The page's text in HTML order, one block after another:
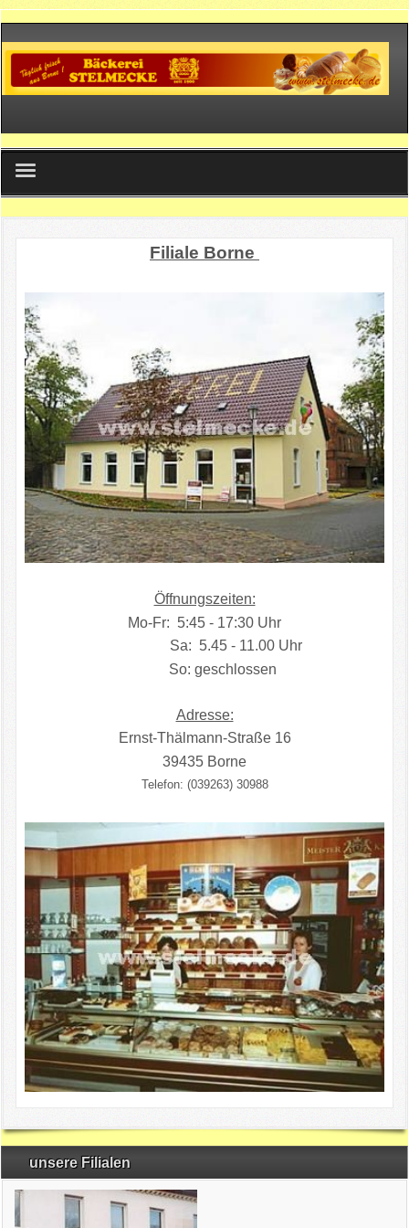
Home
Kontakt
Impressum
Filiale Borne
Öffnungszeiten:
Mo-Fr: 5:45 - 17:30 Uhr
Sa: 5.45 - 11.00 Uhr
So: geschlossen
Adresse:
Ernst-Thälmann-Straße 16
39435 Borne
Telefon: (039263) 30988
unsere Filialen